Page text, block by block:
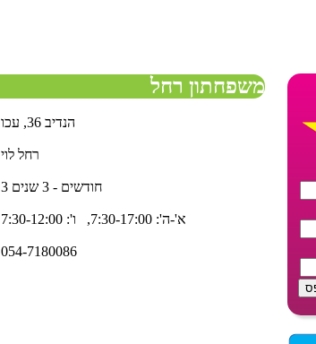
משפחתון רחל
הנדיב 36, עכו
רחל לוי
3 חודשים - 3 שנים
א'-ה': 7:30-17:00, ו': 7:30-12:00
054-7180086